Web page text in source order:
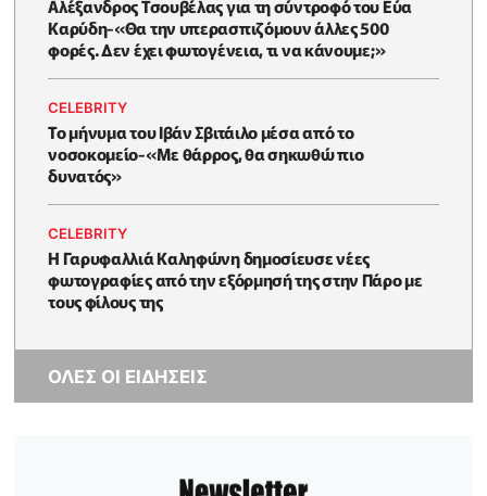
Αλέξανδρος Τσουβέλας για τη σύντροφό του Εύα
Καρύδη-«Θα την υπερασπιζόμουν άλλες 500
φορές. Δεν έχει φωτογένεια, τι να κάνουμε;»
CELEBRITY
Το μήνυμα του Ιβάν Σβιτάιλο μέσα από το
νοσοκομείο-«Με θάρρος, θα σηκωθώ πιο
δυνατός»
CELEBRITY
Η Γαρυφαλλιά Καληφώνη δημοσίευσε νέες
φωτογραφίες από την εξόρμησή της στην Πάρο με
τους φίλους της
ΟΛΕΣ ΟΙ ΕΙΔΗΣΕΙΣ